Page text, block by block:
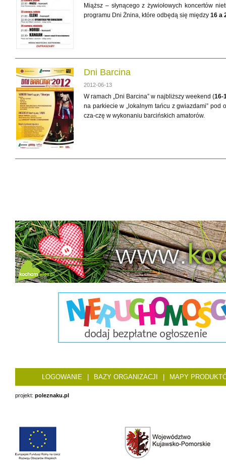
Miąższ – słynącego z żywiołowych koncertów
programu Dni Żnina, które odbędą się między 16 a
Dni Barcina
2012-06-13
W ramach „Dni Barcina” w najbliższy weekend (16-
na parkiecie w „lokalnym tańcu z gwiazdami”
cza-czę w wykonaniu barcińskich amatorów.
LOGOWANIE BAZY ORGANIZACJI MAPY
projekt: poleznaku.pl